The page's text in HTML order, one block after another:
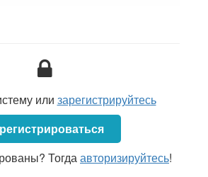
Министерства финансов
от 30.11.2007 № 180, проверка
активов и обязательств
участии материально
Данная норма является
и исключений из нее не
или зарегистрируйтесь
Тогдаавторизируйтесь!